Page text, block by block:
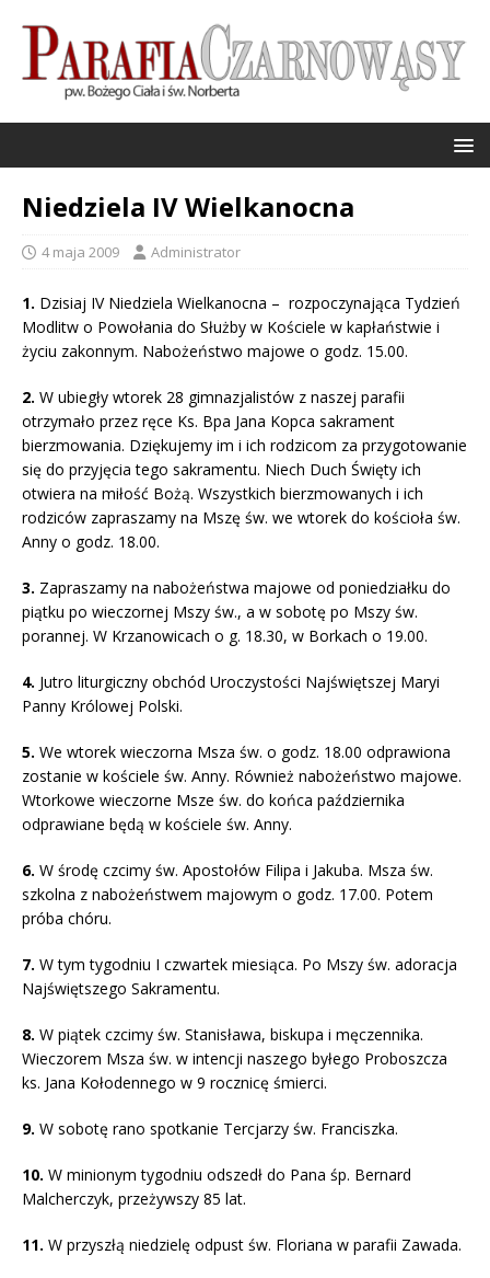
Niedziela IV Wielkanocna
4 maja 2009 Administrator
1. Dzisiaj IV Niedziela Wielkanocna – rozpoczynająca Tydzień
Modlitw o Powołania do Służby w Kościele w kapłaństwie i
życiu zakonnym. Nabożeństwo majowe o godz. 15.00.
2. W ubiegły wtorek 28 gimnazjalistów z naszej parafii
otrzymało przez ręce Ks. Bpa Jana Kopca sakrament
bierzmowania. Dziękujemy im i ich rodzicom za przygotowanie
się do przyjęcia tego sakramentu. Niech Duch Święty ich
otwiera na miłość Bożą. Wszystkich bierzmowanych i ich
rodziców zapraszamy na Mszę św. we wtorek do kościoła św.
Anny o godz. 18.00.
3. Zapraszamy na nabożeństwa majowe od poniedziałku do
piątku po wieczornej Mszy św., a w sobotę po Mszy św.
porannej. W Krzanowicach o g. 18.30, w Borkach o 19.00.
4. Jutro liturgiczny obchód Uroczystości Najświętszej Maryi
Panny Królowej Polski.
5. We wtorek wieczorna Msza św. o godz. 18.00 odprawiona
zostanie w kościele św. Anny. Również nabożeństwo majowe.
Wtorkowe wieczorne Msze św. do końca października
odprawiane będą w kościele św. Anny.
6. W środę czcimy św. Apostołów Filipa i Jakuba. Msza św.
szkolna z nabożeństwem majowym o godz. 17.00. Potem
próba chóru.
7. W tym tygodniu I czwartek miesiąca. Po Mszy św. adoracja
Najświętszego Sakramentu.
8. W piątek czcimy św. Stanisława, biskupa i męczennika.
Wieczorem Msza św. w intencji naszego byłego Proboszcza
ks. Jana Kołodennego w 9 rocznicę śmierci.
9. W sobotę rano spotkanie Tercjarzy św. Franciszka.
10. W minionym tygodniu odszedł do Pana śp. Bernard
Malcherczyk, przeżywszy 85 lat.
11. W przyszłą niedzielę odpust św. Floriana w parafii Zawada.